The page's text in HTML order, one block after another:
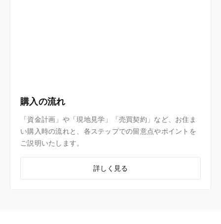
購入の流れ
「資金計画」や「現地見学」「売買契約」など、お住ま
い購入時の流れと、各ステップでの留意点やポイントを
ご説明いたします。
詳しく見る